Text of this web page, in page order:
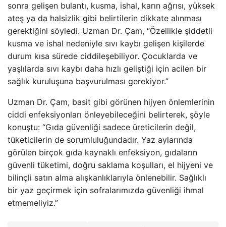
sonra gelişen bulantı, kusma, ishal, karın ağrısı, yüksek
ateş ya da halsizlik gibi belirtilerin dikkate alınması
gerektiğini söyledi. Uzman Dr. Çam, “Özellikle şiddetli
kusma ve ishal nedeniyle sıvı kaybı gelişen kişilerde
durum kısa sürede ciddileşebiliyor. Çocuklarda ve
yaşlılarda sıvı kaybı daha hızlı geliştiği için acilen bir
sağlık kuruluşuna başvurulması gerekiyor.”
Uzman Dr. Çam, basit gibi görünen hijyen önlemlerinin
ciddi enfeksiyonları önleyebileceğini belirterek, şöyle
konuştu: “Gıda güvenliği sadece üreticilerin değil,
tüketicilerin de sorumluluğundadır. Yaz aylarında
görülen birçok gıda kaynaklı enfeksiyon, gıdaların
güvenli tüketimi, doğru saklama koşulları, el hijyeni ve
bilinçli satın alma alışkanlıklarıyla önlenebilir. Sağlıklı
bir yaz geçirmek için sofralarımızda güvenliği ihmal
etmemeliyiz.”